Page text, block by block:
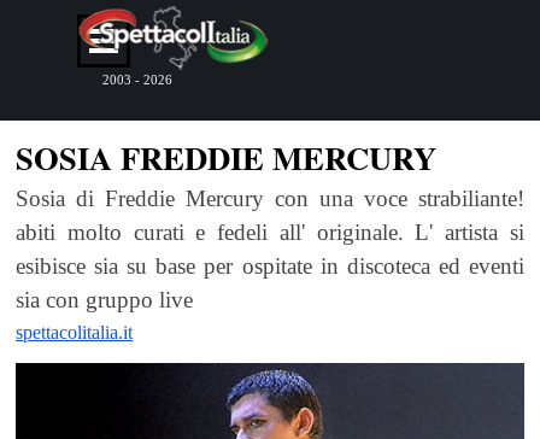
Vai ai contenuti
Salta menù
2003 - 2026
SOSIA FREDDIE MERCURY
Sosia di Freddie Mercury con una voce strabiliante!
abiti molto curati e fedeli all' originale. L' artista si
esibisce sia su base per ospitate in discoteca ed eventi
sia con gruppo live
spettacolitalia.it